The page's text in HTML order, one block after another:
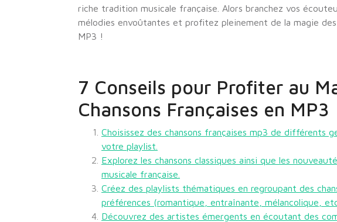
riche tradition musicale française. Alors branchez vos
mélodies envoûtantes et profitez pleinement de la magie
MP3 !
7 Conseils pour Profiter au
Chansons Françaises en MP3
Choisissez des chansons françaises mp3 de différents
votre playlist.
Explorez les chansons classiques ainsi que les
musicale française.
Créez des playlists thématiques en regroupant des
préférences (romantique, entraînante, mélancolique,
Découvrez des artistes émergents en écoutant des